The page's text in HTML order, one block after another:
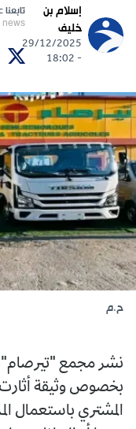
إسلام بن
خليف
29/12/2025
- 18:02
ح.م
نشر مجمع "تيرصام"،
بخصوص وثيقة أثارت
المشتري باستعمال